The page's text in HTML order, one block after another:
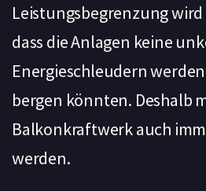
Leistungsbegrenzung
dass die Anlagen keine
Energieschleudern
bergen könnten. Deshalb
Balkonkraftwerk auch
werden.